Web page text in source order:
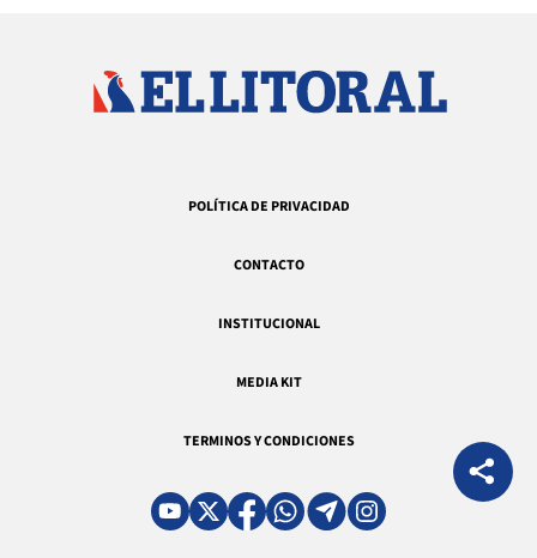
POLÍTICA DE PRIVACIDAD
CONTACTO
INSTITUCIONAL
MEDIA KIT
TERMINOS Y CONDICIONES